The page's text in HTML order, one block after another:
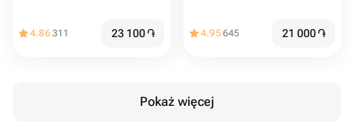
4.86311 23 100֏ 4.95645 21 000֏
Pokaż więcej